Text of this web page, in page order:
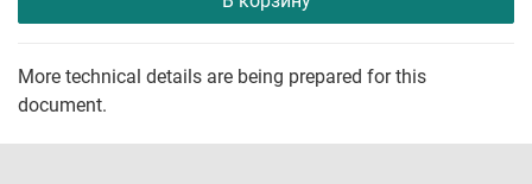
More technical details are being prepared for this
document.